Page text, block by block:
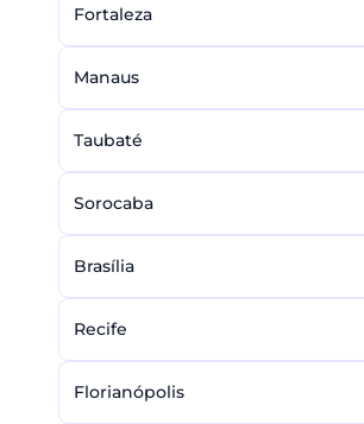
Fortaleza
Manaus
Taubaté
Sorocaba
Brasília
Recife
Florianópolis